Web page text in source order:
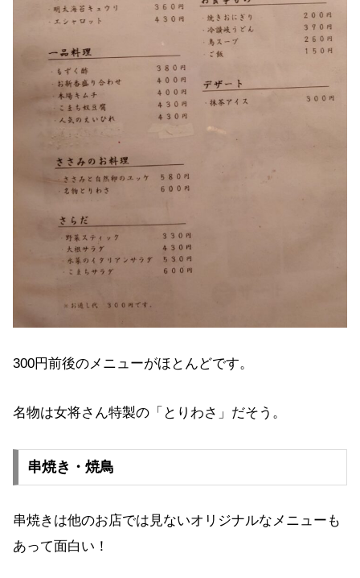
300円前後のメニューがほとんどです。
名物は女将さん特製の「とりわさ」だそう。
串焼き・焼鳥
串焼きは他のお店では見ないオリジナルなメニューも
あって面白い！